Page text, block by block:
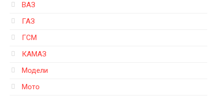
ВАЗ
ГАЗ
ГСМ
КАМАЗ
Модели
Мото